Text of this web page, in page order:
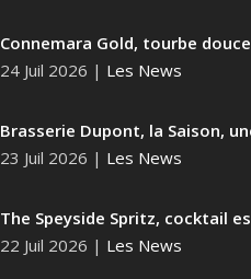
Connemara Gold, tourbe
24 Juil 2026 | Les News
Brasserie Dupont, la Saison,
23 Juil 2026 | Les News
The Speyside Spritz, cocktail
22 Juil 2026 | Les News